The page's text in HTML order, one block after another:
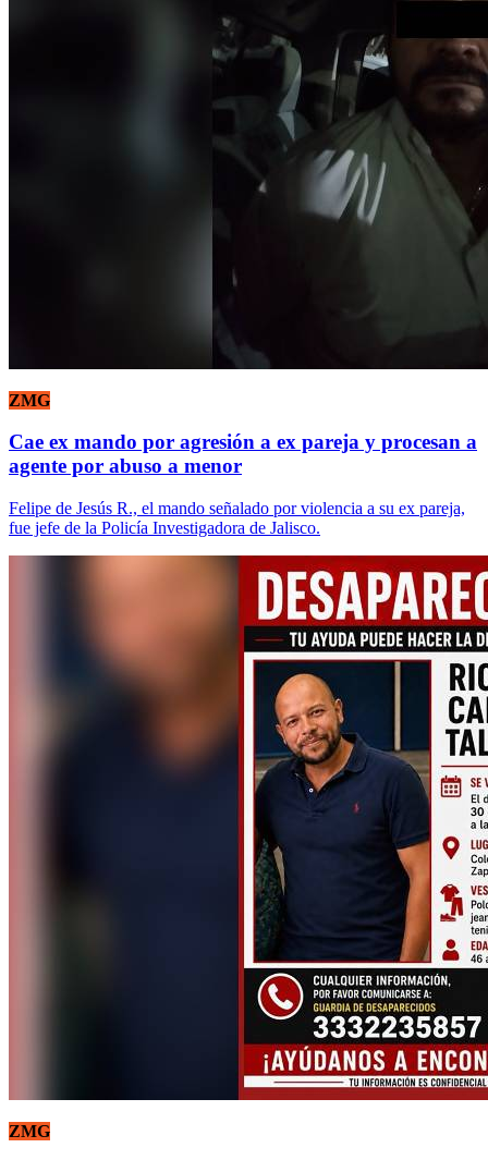
ZMG
Cae ex mando por agresión a ex pareja y procesan a
agente por abuso a menor
Felipe de Jesús R., el mando señalado por violencia a su ex pareja,
fue jefe de la Policía Investigadora de Jalisco.
ZMG